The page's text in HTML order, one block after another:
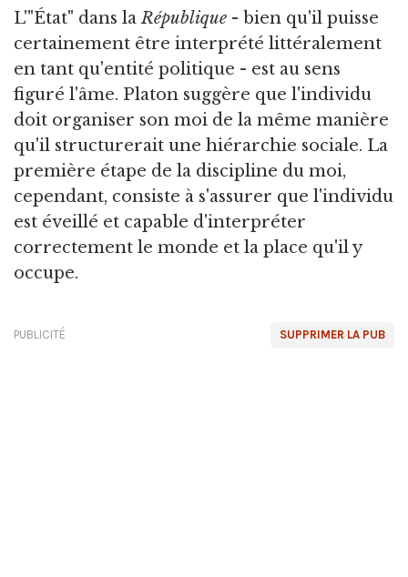
L'"État" dans laRépublique - bien qu'il puisse
certainement être interprété littéralement
en tant qu'entité politique - est au sens
figuré l'âme. Platon suggère que l'individu
doit organiser son moi de la même manière
qu'il structurerait une hiérarchie sociale. La
première étape de la discipline du moi,
cependant, consiste à s'assurer que l'individu
est éveillé et capable d'interpréter
correctement le monde et la place qu'il y
occupe.
SUPPRIMER LA PUB
PUBLICITÉ